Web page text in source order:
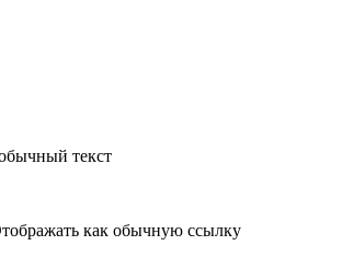
текст
как обычную ссылку